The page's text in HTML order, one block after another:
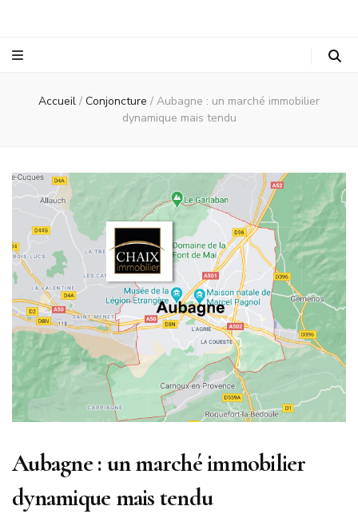
Accueil / Conjoncture / Aubagne : un marché immobilier
dynamique mais tendu
Aubagne : un marché immobilier
dynamique mais tendu